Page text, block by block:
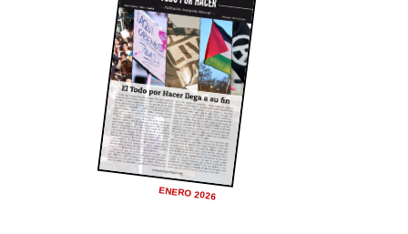
ENERO 2026